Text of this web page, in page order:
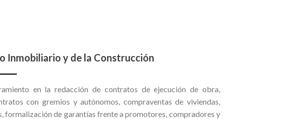
Inmobiliario y de la Construcción
en la redacción de contratos de ejecución de obra,
con gremios y autónomos, compraventas de viviendas,
formalización de garantías frente a promotores, compradores y